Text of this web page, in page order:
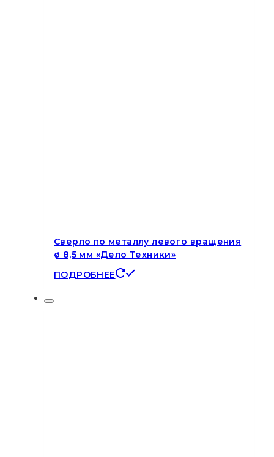
Сверло по металлу левого вращения
ø 8,5 мм «Дело Техники»
ПОДРОБНЕЕ